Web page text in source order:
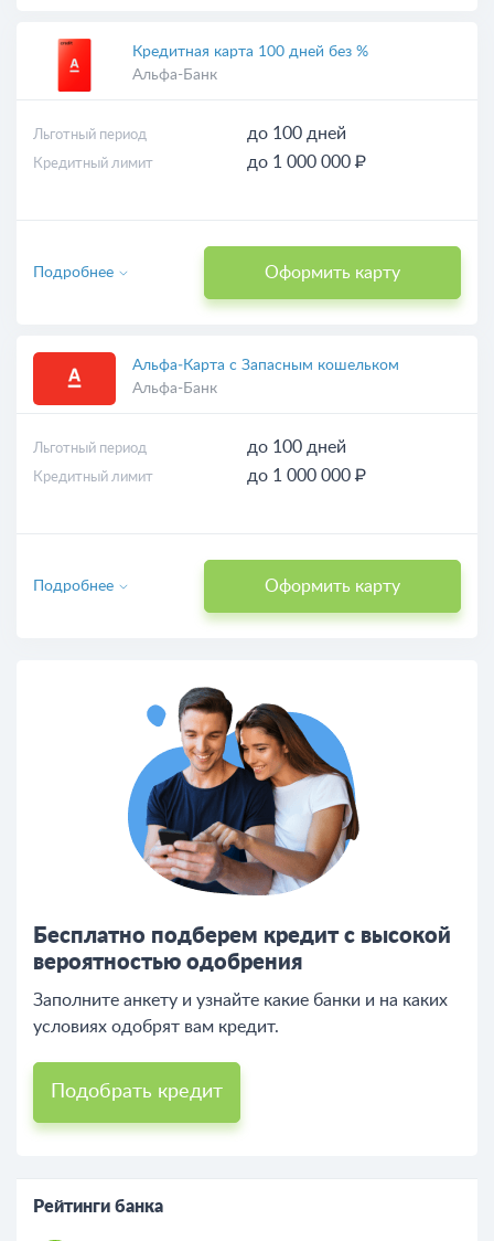
Кредитная карта 100 дней без %
Альфа-Банк
Льготный период до 100 дней
Кредитный лимит до 1 000 000 ₽
Оформить карту
Подробнее
Альфа‑Карта с Запасным кошельком
Альфа-Банк
Льготный период до 100 дней
Кредитный лимит до 1 000 000 ₽
Оформить карту
Подробнее
Бесплатно подберем кредит с высокой
вероятностью одобрения
Заполните анкету и узнайте какие банки и на каких
условиях одобрят вам кредит.
Подобрать кредит
Рейтинги банка